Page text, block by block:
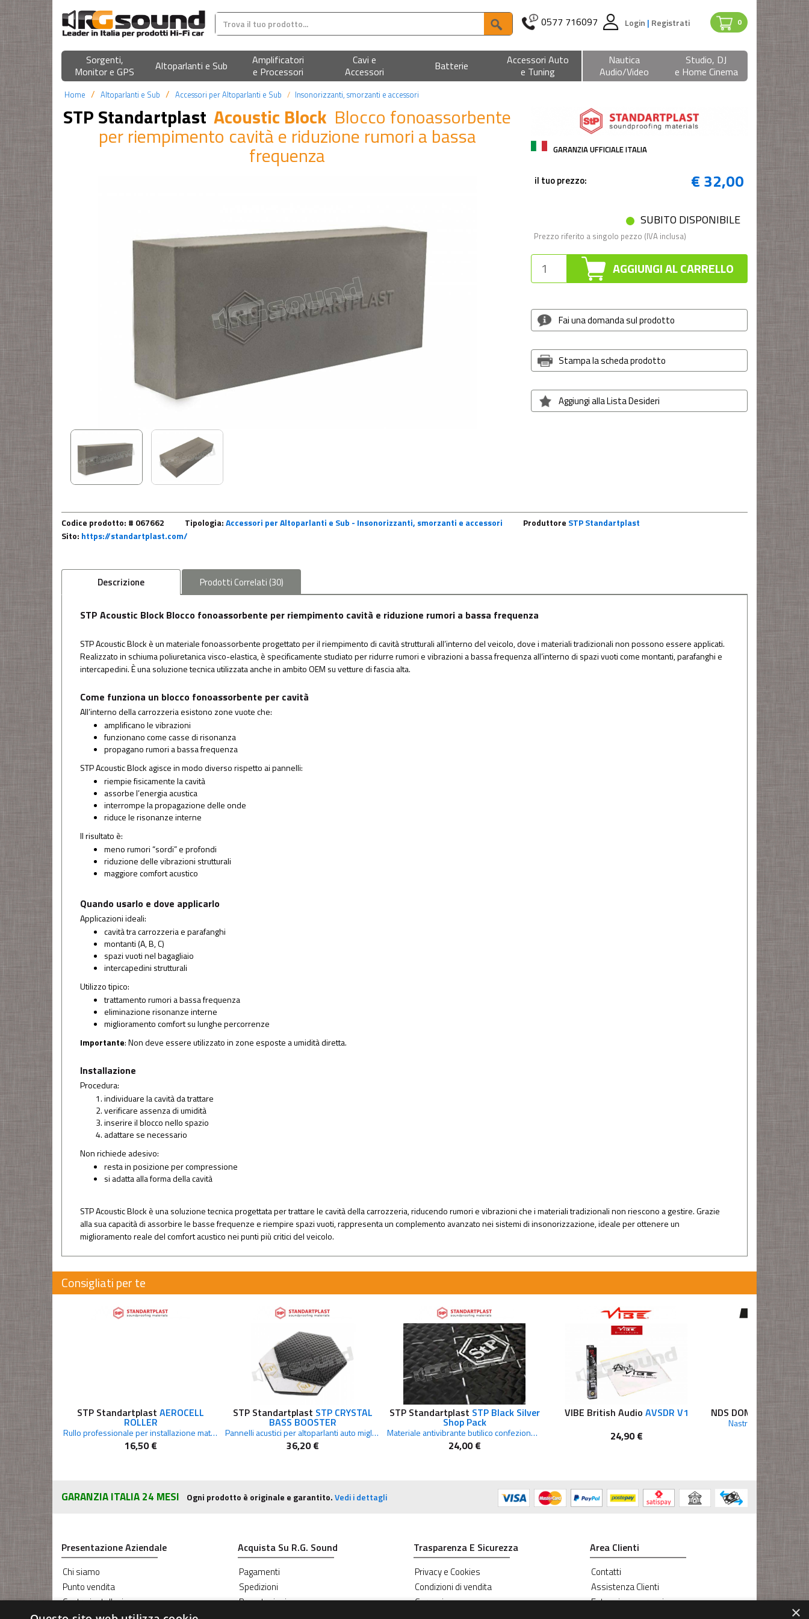
0
0577 716097 Login | Registrati
Sorgenti,
Monitor e GPS
Altoparlanti e Sub
Amplificatori
e Processori
Cavi e
Accessori
Batterie
Accessori Auto
e Tuning
Nautica
Audio/Video
Studio, DJ
e Home Cinema
Home Altoparlanti e Sub Accessori per Altoparlanti e Sub Insonorizzanti, smorzanti e accessori
STP Standartplast Acoustic Block Blocco fonoassorbente
per riempimento cavità e riduzione rumori a bassa
frequenza GARANZIA UFFICIALE ITALIA
€ 32,00
il tuo prezzo:
SUBITO DISPONIBILE
Prezzo riferito a singolo pezzo (IVA inclusa)
AGGIUNGI AL CARRELLO
Fai una domanda sul prodotto
Stampa la scheda prodotto
Aggiungi alla Lista Desideri
Codice prodotto: # 067662 Tipologia:Accessori per Altoparlanti e Sub - Insonorizzanti, smorzanti e accessori Produttore STP Standartplast
Sito: https://standartplast.com/
Descrizione Prodotti Correlati (30)
STP Acoustic Block Blocco fonoassorbente per riempimento cavità e riduzione rumori a bassa frequenza
STP Acoustic Block è un materiale fonoassorbente progettato per il riempimento di cavità strutturali all’interno del veicolo, dove i materiali tradizionali non possono essere applicati.
Realizzato in schiuma poliuretanica visco-elastica, è specificamente studiato per ridurre rumori e vibrazioni a bassa frequenza all’interno di spazi vuoti come montanti, parafanghi e
intercapedini. È una soluzione tecnica utilizzata anche in ambito OEM su vetture di fascia alta.
Come funziona un blocco fonoassorbente per cavità
All’interno della carrozzeria esistono zone vuote che:
amplificano le vibrazioni
funzionano come casse di risonanza
propagano rumori a bassa frequenza
STP Acoustic Block agisce in modo diverso rispetto ai pannelli:
riempie fisicamente la cavità
assorbe l’energia acustica
interrompe la propagazione delle onde
riduce le risonanze interne
Il risultato è:
meno rumori “sordi” e profondi
riduzione delle vibrazioni strutturali
maggiore comfort acustico
Quando usarlo e dove applicarlo
Applicazioni ideali:
cavità tra carrozzeria e parafanghi
montanti (A, B, C)
spazi vuoti nel bagagliaio
intercapedini strutturali
Utilizzo tipico:
trattamento rumori a bassa frequenza
eliminazione risonanze interne
miglioramento comfort su lunghe percorrenze
Importante: Non deve essere utilizzato in zone esposte a umidità diretta.
Installazione
Procedura:
individuare la cavità da trattare
verificare assenza di umidità
inserire il blocco nello spazio
adattare se necessario
Non richiede adesivo:
resta in posizione per compressione
si adatta alla forma della cavità
STP Acoustic Block è una soluzione tecnica progettata per trattare le cavità della carrozzeria, riducendo rumori e vibrazioni che i materiali tradizionali non riescono a gestire. Grazie
alla sua capacità di assorbire le basse frequenze e riempire spazi vuoti, rappresenta un complemento avanzato nei sistemi di insonorizzazione, ideale per ottenere un
miglioramento reale del comfort acustico nei punti più critici del veicolo.
Consigliati per te
STP Standartplast AEROCELL
ROLLER
Rullo professionale per installazione materiali insonorizzanti e antivibranti
16,50 €
STP Standartplast STP CRYSTAL
BASS BOOSTER
Pannelli acustici per altoparlanti auto miglioramento resa sonora
36,20 €
STP Standartplast STP Black Silver
Shop Pack
Materiale antivibrante butilico confezione 8 fogli 375 x 265 mm
24,00 €
VIBE British Audio AVSDR V1
24,90 €
NDS DOMETIC
Nastro adesivo
GARANZIA ITALIA 24 MESI Ogni prodotto è originale e garantito.Vedi i dettagli
Presentazione Aziendale
Chi siamo
Punto vendita
Centro installazione
Acquista Su R.G. Sound
Pagamenti
Spedizioni
Prenotazioni
Trasparenza E Sicurezza
Privacy e Cookies
Condizioni di vendita
Garanzie
Area Clienti
Contatti
Assistenza Clienti
Estensione garanzia
×